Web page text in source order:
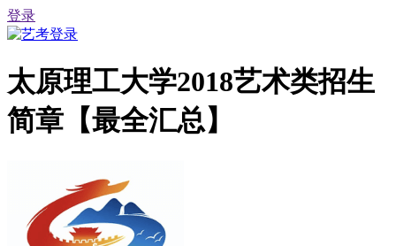
登录
太原理工大学2018艺术类招生
简章【最全汇总】